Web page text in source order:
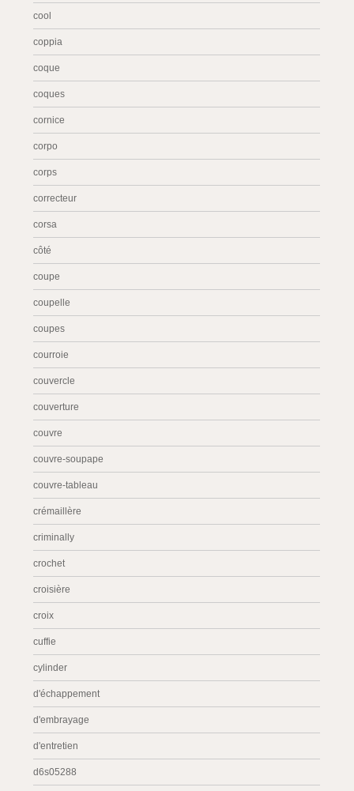
cool
coppia
coque
coques
cornice
corpo
corps
correcteur
corsa
côté
coupe
coupelle
coupes
courroie
couvercle
couverture
couvre
couvre-soupape
couvre-tableau
crémaillère
criminally
crochet
croisière
croix
cuffie
cylinder
d'échappement
d'embrayage
d'entretien
d6s05288